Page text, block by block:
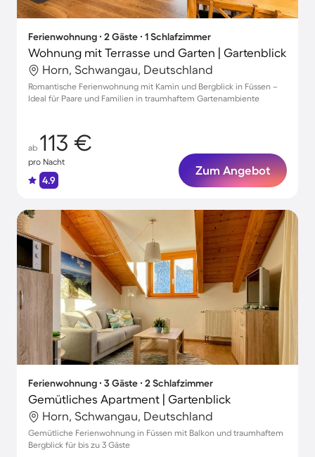
Ferienwohnung ∙ 2 Gäste ∙ 1 Schlafzimmer
Wohnung mit Terrasse und Garten | Gartenblick
Horn, Schwangau, Deutschland
Romantische Ferienwohnung mit Kamin und Bergblick in Füssen –
Ideal für Paare und Familien in traumhaftem Gartenambiente
ab 113 €
pro Nacht
4.9
Zum Angebot
Ferienwohnung ∙ 3 Gäste ∙ 2 Schlafzimmer
Gemütliches Apartment | Gartenblick
Horn, Schwangau, Deutschland
Gemütliche Ferienwohnung in Füssen mit Balkon und traumhaftem
Bergblick für bis zu 3 Gäste